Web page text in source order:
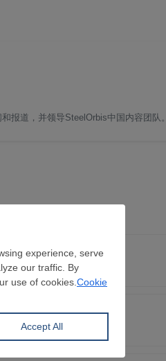
报道，并领导SteelOrbis中国内容团队。